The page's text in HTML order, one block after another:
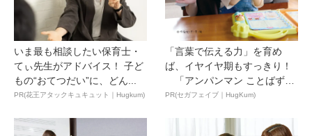
いま最も相談したい保育士・
てぃ先生がアドバイス！ 子ど
もの“おてつだい”に、どん...
PR(花王アタックキュキュット｜Hugkum)
「言葉で伝える力」を育め
ば、イヤイヤ期もすっきり！
「アンパンマン ことばずか
ん...
PR(セガフェイブ｜HugKum)